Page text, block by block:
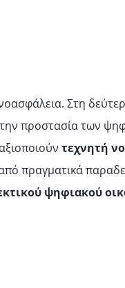
Στη
προστασία των
τεχνητή
πραγματικά
ψηφιακού